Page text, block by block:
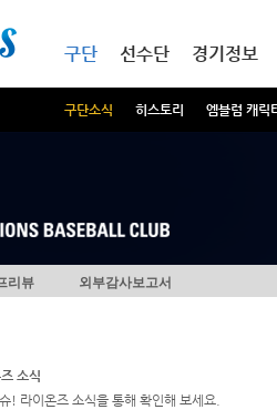
구단
구단소식 히스토리 엠블럼 캐릭
선수단 경기정보
리뷰 외부감사보고서
소식
! 라이온즈 소식을 통해 확인해 보세요.